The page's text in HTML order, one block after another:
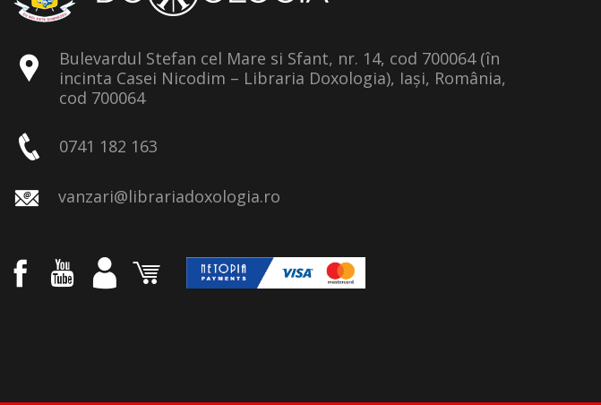
Bulevardul Stefan cel Mare si Sfant, nr. 14, cod 700064 (în
incinta Casei Nicodim – Libraria Doxologia), Iași, România,
cod 700064
0741 182 163
vanzari@librariadoxologia.ro